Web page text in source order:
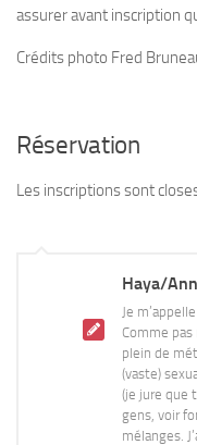
assurer avant inscription
Crédits photo Fred
Réservation
Les inscriptions sont
Haya/
Je
Comme
plein de
(vaste)
(je jure que
gens, voir
mélanges.